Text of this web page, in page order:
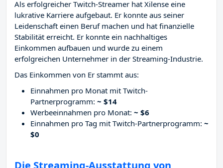
Als erfolgreicher Twitch-Streamer hat Xilense eine
lukrative Karriere aufgebaut. Er konnte aus seiner
Leidenschaft einen Beruf machen und hat finanzielle
Stabilität erreicht. Er konnte ein nachhaltiges
Einkommen aufbauen und wurde zu einem
erfolgreichen Unternehmer in der Streaming-Industrie.
Das Einkommen von Er stammt aus:
Einnahmen pro Monat mit Twitch-
Partnerprogramm: ~ $14
Werbeeinnahmen pro Monat: ~ $6
Einnahmen pro Tag mit Twitch-Partnerprogramm: ~
$0